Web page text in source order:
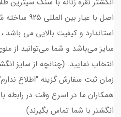
اصل با عیار
استاندارد و کیفیت بالایی می‌ باشد
سایز می‌باشد و شما می‌توانید از
انتخاب نمایید. (چنانچه از سایز
زمان ثبت سفارش گزینه "اطلاع
همکاران ما در اسرع وقت در رابطه
انگشتر با شما تماس بگیرند)